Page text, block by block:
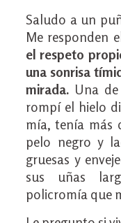
Saludo a un
Me responden
el respeto
una sonrisa
mirada.Una de
rompí el hielo
mía, tenía más
pelo negro y
gruesas y
sus uñas
policromía que